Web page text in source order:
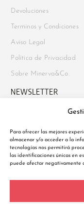
Para ofrecer las mejores
almacenar y/o acceder a la
tecnologías nos permitirá
las identificaciones únicas en
puede afectar negativamente
Devoluciones
Terminos y Condiciones
Aviso Legal
Política de Privacidad
Sobre Minerva&Co.
NEWSLETTER
Suscríbete para recibir
mucho más. Además,
primer pedidoal